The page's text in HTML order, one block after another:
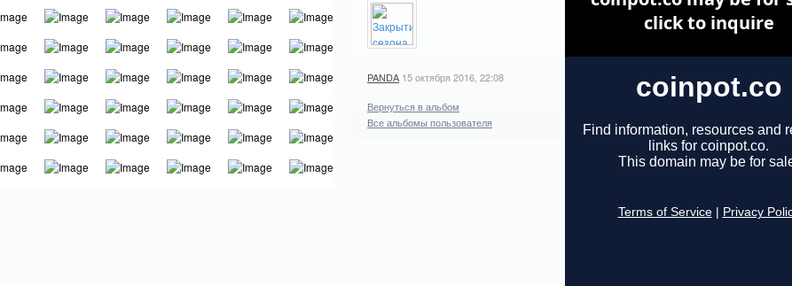
PANDA 15 октября 2016, 22:08
Вернуться в альбом
Все альбомы пользователя